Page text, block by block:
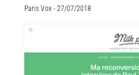
Paris Vox - 27/07/2018